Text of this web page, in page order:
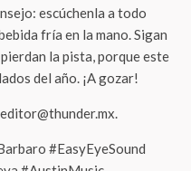
escúchenla a todo
fría en la mano. Sigan
la pista, porque este
del año. ¡A gozar!
#EasyEyeSound